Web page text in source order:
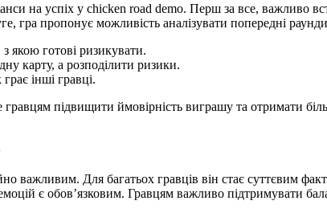
на успіх у chicken road demo. Перш за все, важливо
гра пропонує можливість аналізувати попередні
якою готові ризикувати.
карту, а розподілити ризики.
інші гравці.
підвищити ймовірність виграшу та отримати
важливим. Для багатьох гравців він стає суттєвим
є обов’язковим. Гравцям важливо підтримувати